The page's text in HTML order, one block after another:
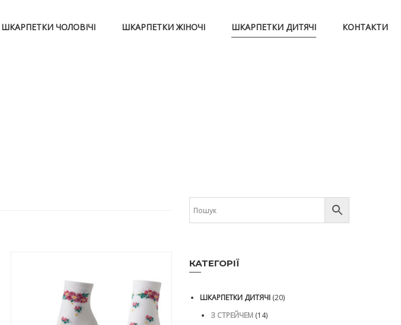
ШКАРПЕТКИ ЧОЛОВІЧІ ШКАРПЕТКИ ЖІНОЧІ ШКАРПЕТКИ ДИТЯЧІ КОНТАКТИ
КАТЕГОРІЇ
ШКАРПЕТКИ ДИТЯЧІ (20)
З СТРЕЙЧЕМ (14)